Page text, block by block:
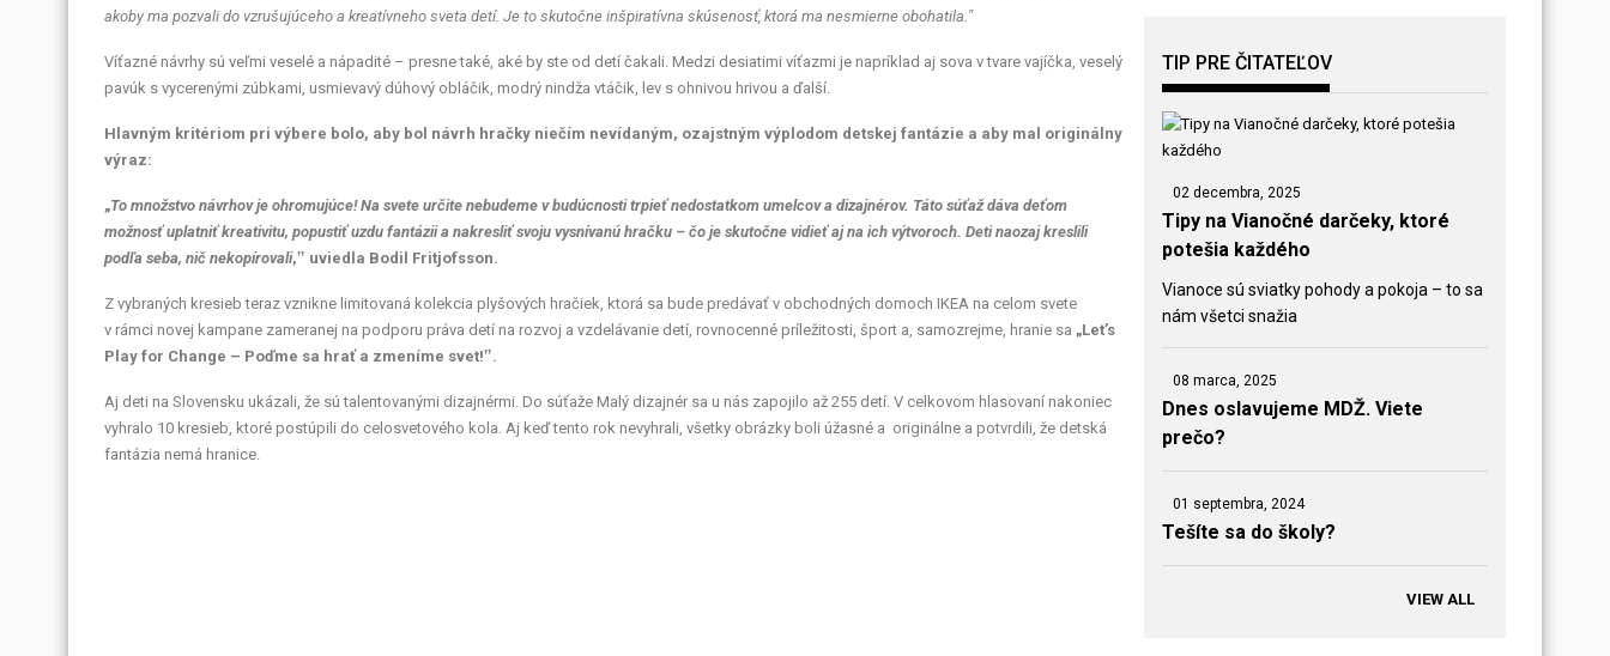
akoby ma pozvali do vzrušujúceho a kreatívneho sveta detí. Je to skutočne inšpiratívna skúsenosť, ktorá ma nesmierne obohatila.‟
Víťazné návrhy sú veľmi veselé a nápadité – presne také, aké by ste od detí čakali. Medzi desiatimi víťazmi je napríklad aj sova v tvare vajíčka, veselý
pavúk s vycerenými zúbkami, usmievavý dúhový obláčik, modrý nindža vtáčik, lev s ohnivou hrivou a ďalší.
Hlavným kritériom pri výbere bolo, aby bol návrh hračky niečím nevídaným, ozajstným výplodom detskej fantázie a aby mal originálny
výraz:
„To množstvo návrhov je ohromujúce! Na svete určite nebudeme v budúcnosti trpieť nedostatkom umelcov a dizajnérov. Táto súťaž dáva deťom
možnosť uplatniť kreativitu, popustiť uzdu fantázii a nakresliť svoju vysnívanú hračku – čo je skutočne vidieť aj na ich výtvoroch. Deti naozaj kreslili
podľa seba, nič nekopírovali,‟ uviedla Bodil Fritjofsson.
Z vybraných kresieb teraz vznikne limitovaná kolekcia plyšových hračiek, ktorá sa bude predávať v obchodných domoch IKEA na celom svete
v rámci novej kampane zameranej na podporu práva detí na rozvoj a vzdelávanie detí, rovnocenné príležitosti, šport a, samozrejme, hranie sa „Let’s
Play for Change – Poďme sa hrať a zmeníme svet!‟.
Aj deti na Slovensku ukázali, že sú talentovanými dizajnérmi. Do súťaže Malý dizajnér sa u nás zapojilo až 255 detí. V celkovom hlasovaní nakoniec
vyhralo 10 kresieb, ktoré postúpili do celosvetového kola. Aj keď tento rok nevyhrali, všetky obrázky boli úžasné a originálne a potvrdili, že detská
fantázia nemá hranice.
TIP PRE ČITATEĽOV
02 decembra, 2025
Tipy na Vianočné darčeky, ktoré
potešia každého
Vianoce sú sviatky pohody a pokoja – to sa
nám všetci snažia
08 marca, 2025
Dnes oslavujeme MDŽ. Viete
prečo?
01 septembra, 2024
Tešíte sa do školy?
VIEW ALL